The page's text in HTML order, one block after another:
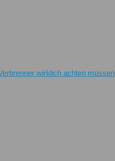
wirklich achten müssen